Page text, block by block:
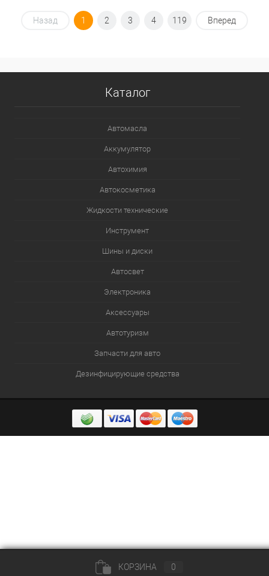
Под заказ
Назад 1 2 3 4 119 Вперед
Каталог
Автомасла
Аккумулятор
Автохимия
Автокосметика
Жидкости технические
Инструмент
Шины и диски
Автосвет
Электроника
Аксессуары
Автотуризм
Запчасти для авто
Дезинфицирующие средства
КОРЗИНА 0